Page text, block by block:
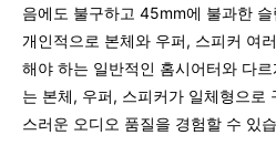
음에도 불구하고 45mm에 불과한
개인적으로 본체와 우퍼, 스피커 여
해야 하는 일반적인 홈시어터와 다
는 본체, 우퍼, 스피커가 일체형으로
스러운 오디오 품질을 경험할 수 있